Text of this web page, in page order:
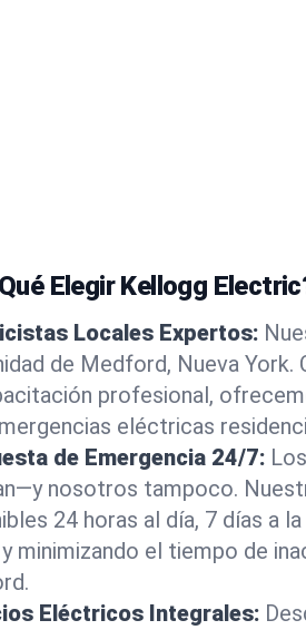
Elegir Kellogg
Locales Expertos:
de Medford, Nueva
profesional,
eléctricas
de Emergencia 24/7:
nosotros tampoco.
24 horas al día, 7 días a
minimizando el tiempo de
Eléctricos Integrales: